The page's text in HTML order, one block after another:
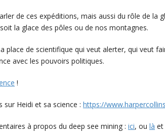
de ces expéditions, mais aussi du rôle de la
la glace des pôles ou de nos montagnes.
place de scientifique qui veut alerter, qui veut
avec les pouvoirs politiques.
!
sur Heidi et sa science : https://
à propos du deep see mining : ici, ou là et